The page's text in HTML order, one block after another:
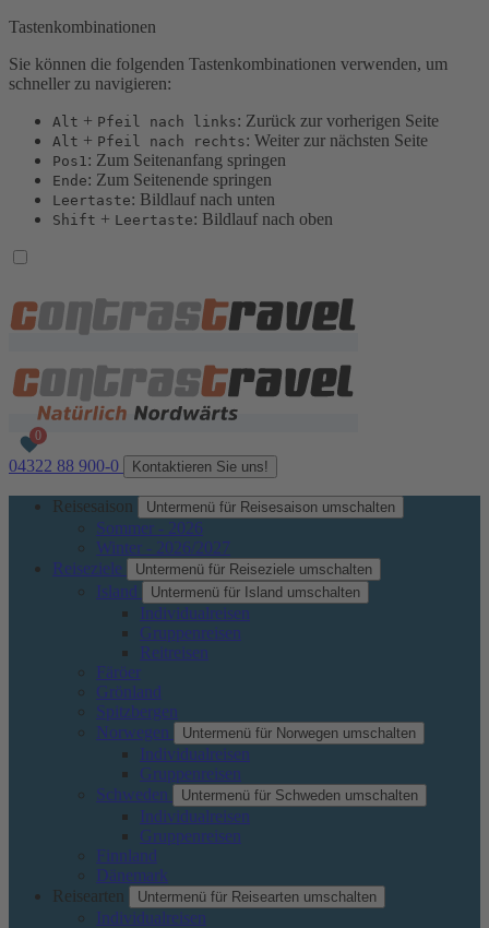
Tastenkombinationen
Sie können die folgenden Tastenkombinationen verwenden, um
schneller zu navigieren:
Alt + Pfeil nach links: Zurück zur vorherigen Seite
Alt + Pfeil nach rechts: Weiter zur nächsten Seite
Pos1: Zum Seitenanfang springen
Ende: Zum Seitenende springen
Leertaste: Bildlauf nach unten
Shift + Leertaste: Bildlauf nach oben
04322 88 900-0 Kontaktieren Sie uns!
Reisesaison Untermenü für Reisesaison umschalten
Sommer - 2026
Winter - 2026/2027
Reiseziele
Untermenü für Reiseziele umschalten
Island Untermenü für Island umschalten
Individualreisen
Gruppenreisen
Reitreisen
Färöer
Grönland
Spitzbergen
Norwegen
Untermenü für Norwegen umschalten
Individualreisen
Gruppenreisen
Schweden
Untermenü für Schweden umschalten
Individualreisen
Gruppenreisen
Finnland
Dänemark
Reisearten
Untermenü für Reisearten umschalten
Individualreisen